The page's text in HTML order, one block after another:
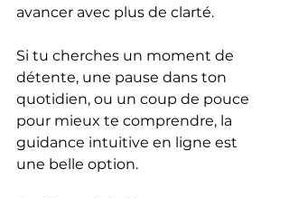
avancer avec plus de clarté.
Si tu cherches un moment de
détente, une pause dans ton
quotidien, ou un coup de pouce
pour mieux te comprendre, la
guidance intuitive en ligne est
une belle option.